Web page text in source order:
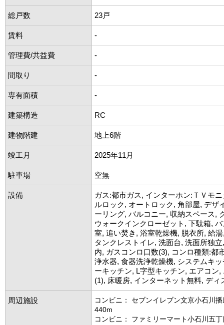
総戸数 23戸
賃料 -
管理費/共益費 -
間取り -
専有面積 -
建築構造 RC
建物階建 地上6階
竣工月 2025年11月
駐車場 空無
設備
ガス:都市ガス, インターホン:ＴＶモ
ルロック, オートロック, 角部屋, デザ
ーリング, バルコニー, 収納スペース,
ウォークインクローゼット, 下駄箱,
室, 追い焚き, 浴室乾燥機, 脱衣所, 給
タンクレストイレ, 洗面台, 洗面所独
内, ガスコンロ口数(3), コンロ種類:都
浄水器, 食器洗浄乾燥機, システムキ
ーキッチン, L字型キッチン, エアコン,
(1), 床暖房, インターネット無料, ディ
周辺施設
コンビニ： セブンイレブン文京小石川
440m
コンビニ： ファミリーマート小石川五